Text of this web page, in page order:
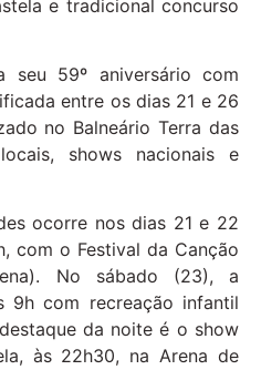
e tradicional concurso
seu 59º aniversário com
entre os dias 21 e 26
no Balneário Terra das
shows nacionais e
ocorre nos dias 21 e 22
com o Festival da Canção
No sábado (23), a
9h com recreação infantil
da noite é o show
às 22h30, na Arena de